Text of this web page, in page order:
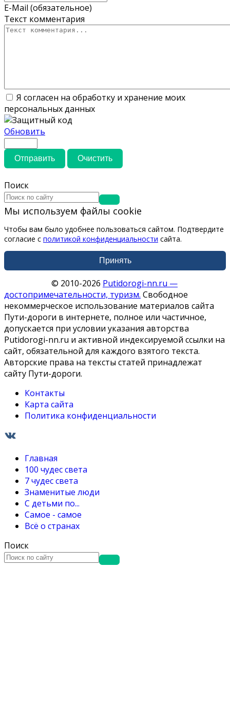
E-Mail (обязательное)
Текст комментария
Я согласен на обработку и хранение моих
персональных данных
Обновить
Отправить Очистить
Поиск
Мы используем файлы cookie
Чтобы вам было удобнее пользоваться сайтом. Подтвердите
согласие с политикой конфиденциальности сайта.
Принять
© 2010-2026 Putidorogi-nn.ru —
достопримечательности, туризм. Свободное
некоммерческое использование материалов сайта
Пути-дороги в интернете, полное или частичное,
допускается при условии указания авторства
Putidorogi-nn.ru и активной индексируемой ссылки на
сайт, обязательной для каждого взятого текста.
Авторские права на тексты статей принадлежат
сайту Пути-дороги.
Контакты
Карта сайта
Политика конфиденциальности
Главная
100 чудес света
7 чудес света
Знаменитые люди
С детьми по...
Самое - самое
Всё о странах
Поиск